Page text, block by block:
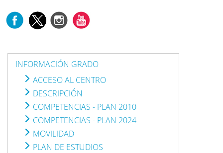
INFORMACIÓN GRADO
ACCESO AL CENTRO
DESCRIPCIÓN
COMPETENCIAS - PLAN 2010
COMPETENCIAS - PLAN 2024
MOVILIDAD
PLAN DE ESTUDIOS